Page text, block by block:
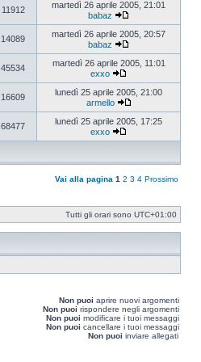
ultimo
11912
martedì 26 aprile 2005, 21:01
babaz
Vedi
ultimo
14089
martedì 26 aprile 2005, 20:57
babaz
Vedi
ultimo
45534
martedì 26 aprile 2005, 11:01
exxo
Vedi
ultimo
messaggio
16609
lunedì 25 aprile 2005, 21:00
armello
Vedi
ultimo
68477
lunedì 25 aprile 2005, 17:25
exxo
Vedi
Vai alla pagina 1 2 3 4 Prossimo
Tutti gli orari sono UTC+01:00
Non puoi aprire nuovi argomenti
Non puoi rispondere negli argomenti
Non puoi modificare i tuoi messaggi
Non puoi cancellare i tuoi messaggi
Non puoi inviare allegati